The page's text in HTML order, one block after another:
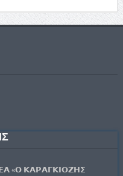
«𝝤 𝝟𝝖𝝦𝝖𝝘𝝟𝝞𝝤𝝛𝝜𝝨